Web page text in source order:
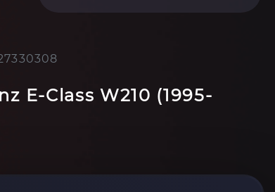
E-Class W210 (1995-